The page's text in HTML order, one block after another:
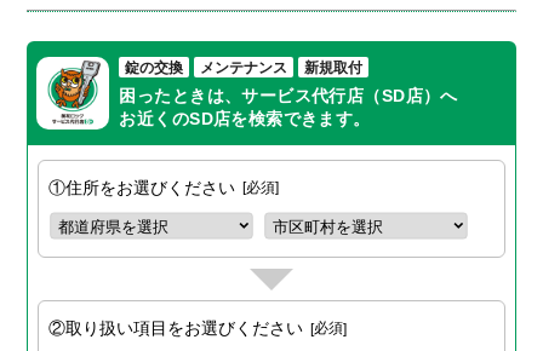
錠の交換 メンテナンス 新規取付
困ったときは、サービス代行店（SD店）へ
お近くのSD店を検索できます。
①住所をお選びください 必須
②取り扱い項目をお選びください 必須